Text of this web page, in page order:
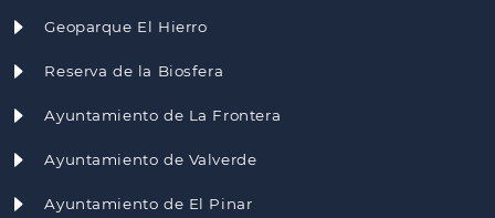
Geoparque El Hierro
Reserva de la Biosfera
Ayuntamiento de La Frontera
Ayuntamiento de Valverde
Ayuntamiento de El Pinar